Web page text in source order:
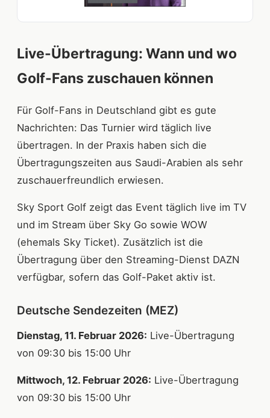
Live-Übertragung: Wann und wo
Golf-Fans zuschauen können
Für Golf-Fans in Deutschland gibt es gute
Nachrichten: Das Turnier wird täglich live
übertragen. In der Praxis haben sich die
Übertragungszeiten aus Saudi-Arabien als sehr
zuschauerfreundlich erwiesen.
Sky Sport Golf zeigt das Event täglich live im TV
und im Stream über Sky Go sowie WOW
(ehemals Sky Ticket). Zusätzlich ist die
Übertragung über den Streaming-Dienst DAZN
verfügbar, sofern das Golf-Paket aktiv ist.
Deutsche Sendezeiten (MEZ)
Dienstag, 11. Februar 2026: Live-Übertragung
von 09:30 bis 15:00 Uhr
Mittwoch, 12. Februar 2026: Live-Übertragung
von 09:30 bis 15:00 Uhr